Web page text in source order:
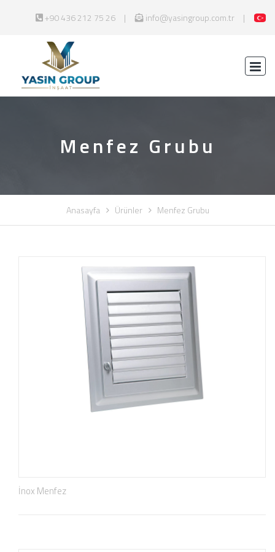
+90 436 212 75 26 info@yasingroup.com.tr
Menfez Grubu
Anasayfa Ürünler Menfez Grubu
İnox Menfez